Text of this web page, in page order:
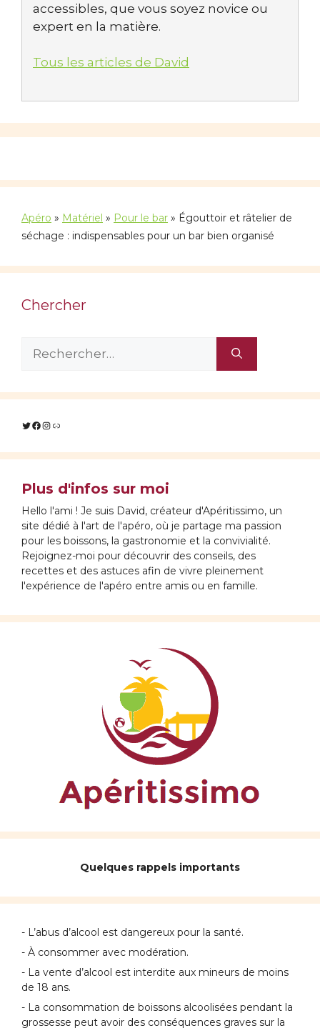
accessibles, que vous soyez novice ou
expert en la matière.
Tous les articles de David
Apéro » Matériel » Pour le bar » Égouttoir et râtelier de
séchage : indispensables pour un bar bien organisé
Chercher
Twitter
Facebook
Instagram
Lien
Plus d'infos sur moi
Hello l'ami ! Je suis David, créateur d'Apéritissimo, un
site dédié à l'art de l'apéro, où je partage ma passion
pour les boissons, la gastronomie et la convivialité.
Rejoignez-moi pour découvrir des conseils, des
recettes et des astuces afin de vivre pleinement
l'expérience de l'apéro entre amis ou en famille.
Quelques rappels importants
- L’abus d’alcool est dangereux pour la santé.
- À consommer avec modération.
- La vente d’alcool est interdite aux mineurs de moins
de 18 ans.
- La consommation de boissons alcoolisées pendant la
grossesse peut avoir des conséquences graves sur la